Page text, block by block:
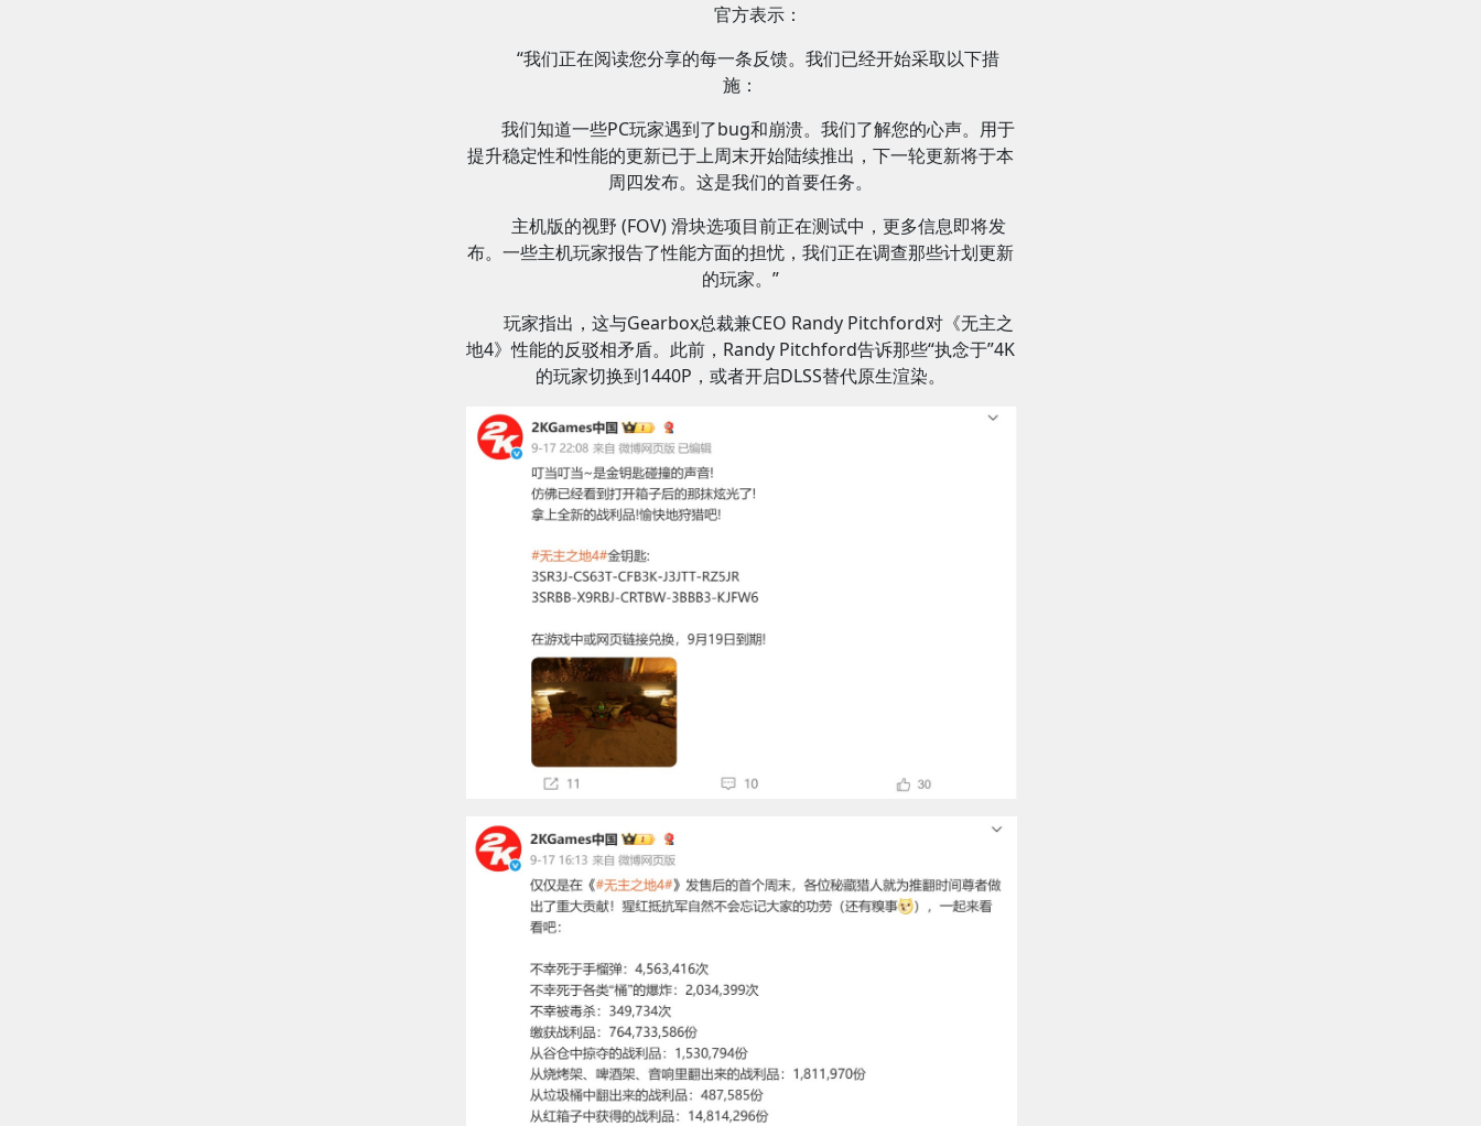
官方表示：
“我们正在阅读您分享的每一条反馈。我们已经开始采取以下措
施：
我们知道一些PC玩家遇到了bug和崩溃。我们了解您的心声。用于
提升稳定性和性能的更新已于上周末开始陆续推出，下一轮更新将于本
周四发布。这是我们的首要任务。
主机版的视野 (FOV) 滑块选项目前正在测试中，更多信息即将发
布。一些主机玩家报告了性能方面的担忧，我们正在调查那些计划更新
的玩家。”
玩家指出，这与Gearbox总裁兼CEO Randy Pitchford对《无主之
地4》性能的反驳相矛盾。此前，Randy Pitchford告诉那些“执念于”4K
的玩家切换到1440P，或者开启DLSS替代原生渲染。